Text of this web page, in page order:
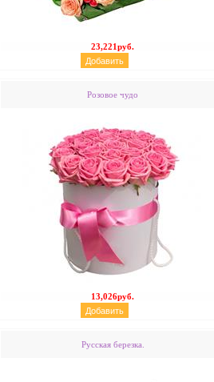
23,221руб.
Розовое чудо
13,026руб.
Русская березка.